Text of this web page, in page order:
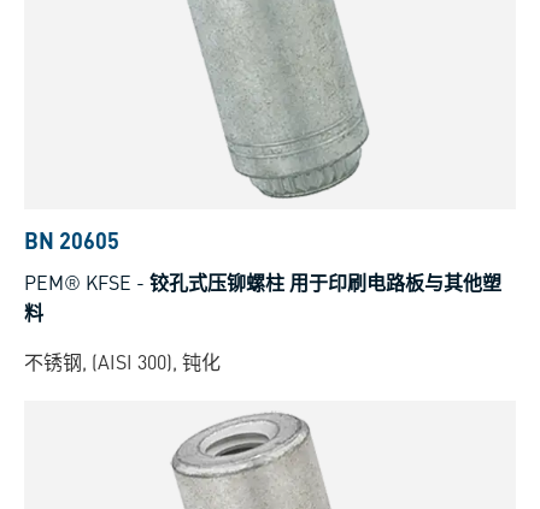
BN 20605
PEM® KFSE - 铰孔式压铆螺柱 用于印刷电路板与其他塑
料
不锈钢, (AISI 300), 钝化